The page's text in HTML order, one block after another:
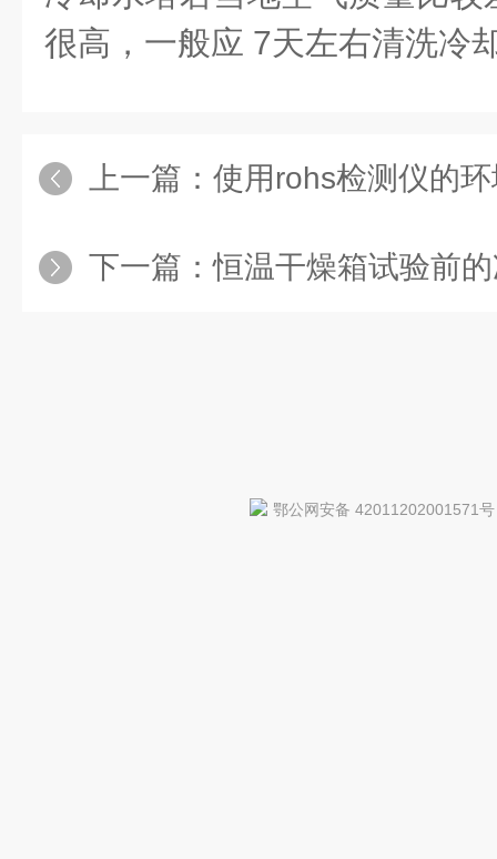
很高，一般应 7天左右清洗冷
上一篇： 使用rohs检测仪的环
下一篇：恒温干燥箱试验前
鄂公网安备 42011202001571号